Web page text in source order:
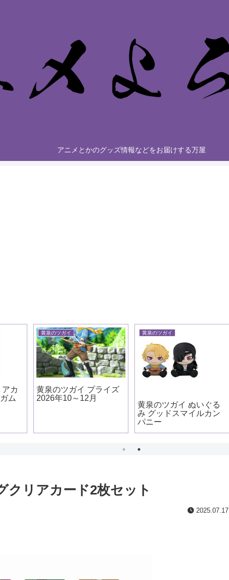
アニメとかのグッズ情報などをお届けする万屋
カ
ム
黄泉のツガイ
黄泉のツガイ プライズ
2026年10～12月
黄泉のツガイ
黄泉のツガイ ぬいぐる
み グッドスマイルカン
パニー
クリアカード2枚セット
2025.07.17